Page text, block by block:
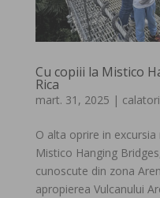
Cu copiii la Mistico
Rica
mart. 31, 2025 |
O alta oprire in
Mistico Hanging
cunoscute din zona
apropierea Vulcanului